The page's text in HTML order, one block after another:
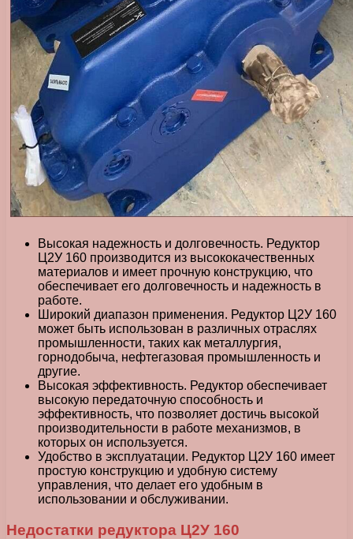
Высокая надежность и долговечность. Редуктор
Ц2У 160 производится из высококачественных
материалов и имеет прочную конструкцию, что
обеспечивает его долговечность и надежность в
работе.
Широкий диапазон применения. Редуктор Ц2У 160
может быть использован в различных отраслях
промышленности, таких как металлургия,
горнодобыча, нефтегазовая промышленность и
другие.
Высокая эффективность. Редуктор обеспечивает
высокую передаточную способность и
эффективность, что позволяет достичь высокой
производительности в работе механизмов, в
которых он используется.
Удобство в эксплуатации. Редуктор Ц2У 160 имеет
простую конструкцию и удобную систему
управления, что делает его удобным в
использовании и обслуживании.
Недостатки редуктора Ц2У 160